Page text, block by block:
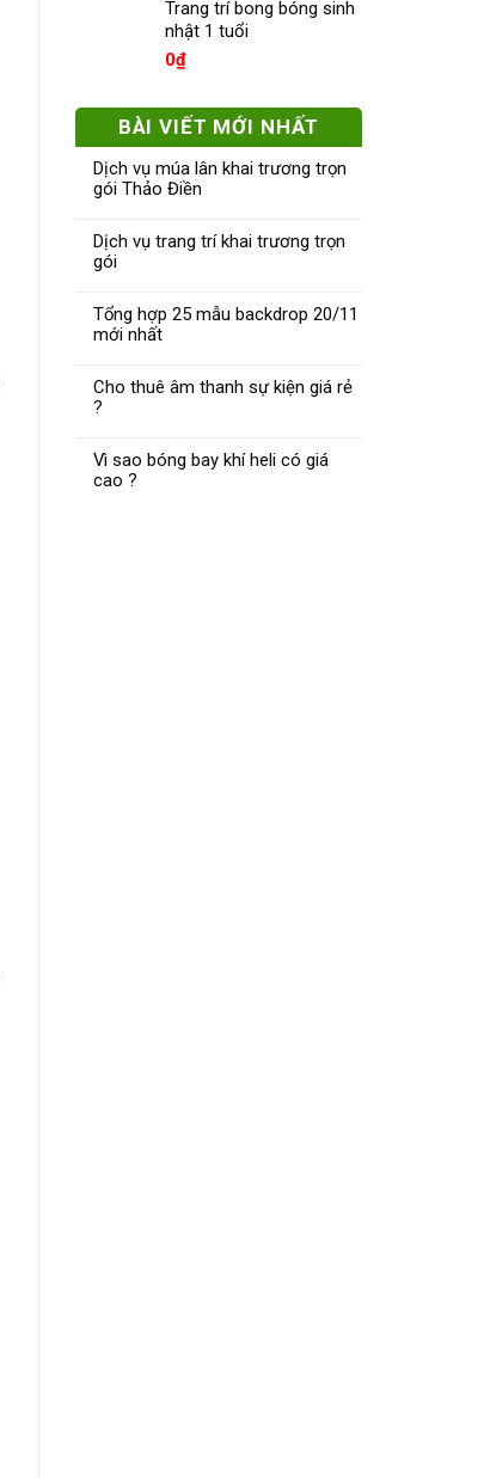
Trang trí bong bóng sinh
nhật 1 tuổi
0₫
BÀI VIẾT MỚI NHẤT
Dịch vụ múa lân khai trương trọn
gói Thảo Điền
Dịch vụ trang trí khai trương trọn
gói
Tổng hợp 25 mẫu backdrop 20/11
mới nhất
Cho thuê âm thanh sự kiện giá rẻ
?
Vì sao bóng bay khí heli có giá
cao ?